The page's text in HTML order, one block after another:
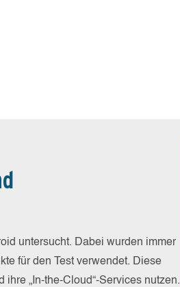
untersucht. Dabei wurden immer
für den Test verwendet. Diese
„In-the-Cloud“-Services nutzen.